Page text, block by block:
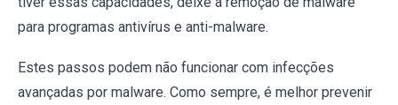
para programas antivírus e anti-malware.
Estes passos podem não funcionar com infecções
avançadas por malware. Como sempre, é melhor prevenir